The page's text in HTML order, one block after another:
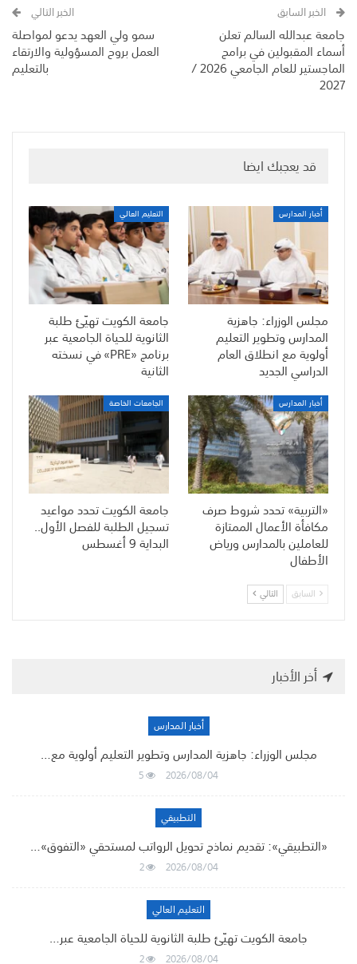
الخبر السابق
جامعة عبدالله السالم تعلن
أسماء المقبولين في برامج
الماجستير للعام الجامعي 2026 /
2027
الخبر التالي
سمو ولي العهد يدعو لمواصلة
العمل بروح المسؤولية والارتقاء
بالتعليم
قد يعجبك ايضا
أخبار المدارس
مجلس الوزراء: جاهزية
المدارس وتطوير التعليم
أولوية مع انطلاق العام
الدراسي الجديد
التعليم العالي
جامعة الكويت تهيّئ طلبة
الثانوية للحياة الجامعية عبر
برنامج «PRE» في نسخته
الثانية
أخبار المدارس
«التربية» تحدد شروط صرف
مكافأة الأعمال الممتازة
للعاملين بالمدارس ورياض
الأطفال
الجامعات الخاصة
جامعة الكويت تحدد مواعيد
تسجيل الطلبة للفصل الأول..
البداية 9 أغسطس
السابق التالي
أخر الأخبار
أخبار المدارس
مجلس الوزراء: جاهزية المدارس وتطوير التعليم أولوية مع…
2026/08/04
5
التطبيقي
«التطبيقي»: تقديم نماذج تحويل الرواتب لمستحقي «التفوق»…
2026/08/04
2
التعليم العالي
جامعة الكويت تهيّئ طلبة الثانوية للحياة الجامعية عبر…
2026/08/04
2